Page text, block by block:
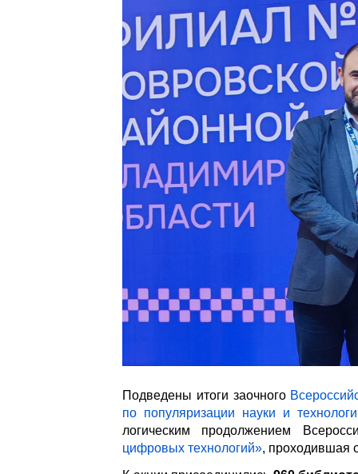
Подведены итоги заочного
по популяризации науки и
логическим продолжением
цифровых технологий», проходившая